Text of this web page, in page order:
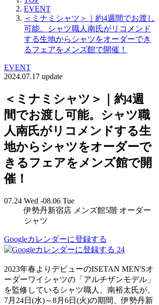
EVENT
＜ミナミシャツ＞｜約4週間でお渡し
可能。シャツ職人南氏がリコメンド
する生地からシャツをオーダーでき
るフェアをメンズ館で開催！
EVENT
2024.07.17 update
＜ミナミシャツ＞｜約4週
間でお渡し可能。シャツ職
人南氏がリコメンドする生
地からシャツをオーダーで
きるフェアをメンズ館で開
催！
07.24 Wed -08.06 Tue
伊勢丹新宿店 メンズ館5階 オーダー
シャツ
Googleカレンダーに登録する
24
2023年春よりデビューのISETAN MEN'Sオ
ーダーワイシャツの「アルチザンモデル」
を監修しているシャツ職人、南裕太氏が、
7月24日(水)～8月6日(火)の期間、伊勢丹新